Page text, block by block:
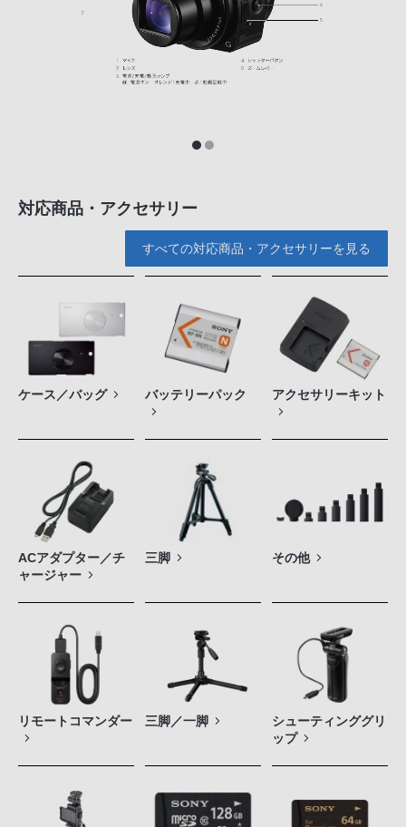
対応商品・アクセサリー
すべての対応商品・アクセサリーを見る
ケース／バッグ バッテリーパック アクセサリーキット
ACアダプター／チ
ャージャー
三脚 その他
リモートコマンダー 三脚／一脚
シューティンググリ
ップ